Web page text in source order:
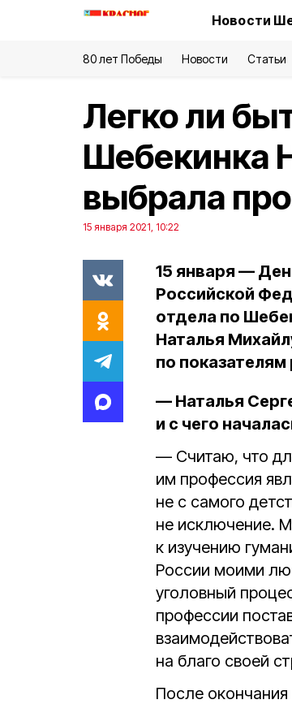
Новости
80 лет Победы Новости Статьи
Легко ли
Шебекинка
выбрала
15 января 2021, 10:22
15 января —
Российской
отдела по
Наталья
по
— Наталья
и с чего
— Считаю, что
им профессия
не с самого
не исключение.
к изучению
России моими
уголовный
профессии
на благо своей
После